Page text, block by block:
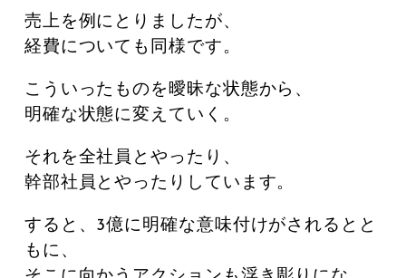
売上を例にとりましたが、
経費についても同様です。
こういったものを曖昧な状態から、
明確な状態に変えていく。
それを全社員とやったり、
幹部社員とやったりしています。
すると、3億に明確な意味付けがされるとと
もに、